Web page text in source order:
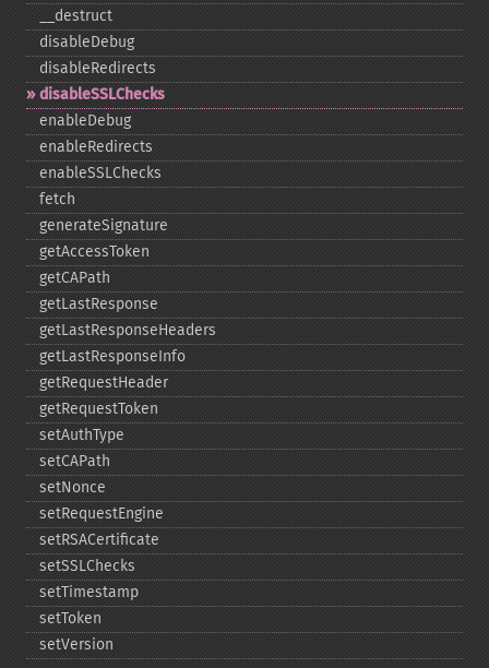
_​_​destruct
disableDebug
disableRedirects
disableSSLChecks
enableDebug
enableRedirects
enableSSLChecks
fetch
generateSignature
getAccessToken
getCAPath
getLastResponse
getLastResponseHeaders
getLastResponseInfo
getRequestHeader
getRequestToken
setAuthType
setCAPath
setNonce
setRequestEngine
setRSACertificate
setSSLChecks
setTimestamp
setToken
setVersion